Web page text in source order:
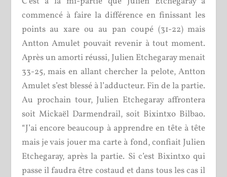
commencé à faire la différence en finissant les
points au xare ou au pan coupé (31-22) mais
Antton Amulet pouvait revenir à tout moment.
Après un amorti réussi, Julien Etchegaray menait
33-25, mais en allant chercher la pelote, Antton
Amulet s’est blessé à l’adducteur. Fin de la partie.
Au prochain tour, Julien Etchegaray affrontera
soit Mickaël Darmendrail, soit Bixintxo Bilbao.
“J’ai encore beaucoup à apprendre en tête à tête
mais je vais jouer ma carte à fond, confiait Julien
Etchegaray, après la partie. Si c’est Bixintxo qui
passe il faudra être costaud et dans tous les cas il